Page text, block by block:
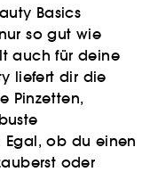
Basics
so gut wie
auch für deine
liefert dir die
Pinzetten,
Egal, ob du einen
oder